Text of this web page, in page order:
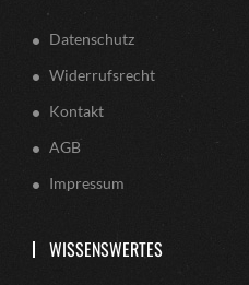
Datenschutz
Widerrufsrecht
Kontakt
AGB
Impressum
WISSENSWERTES